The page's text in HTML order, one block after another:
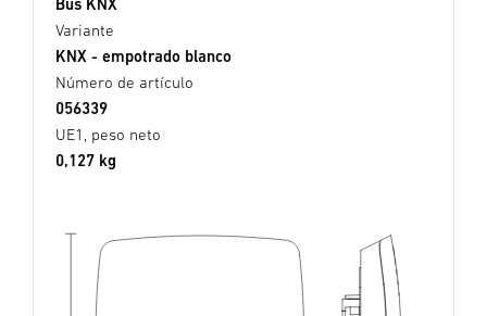
Bus KNX
Variante
KNX - empotrado blanco
Número de artículo
056339
UE1, peso neto
0,127 kg